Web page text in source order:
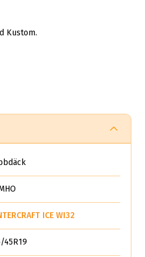
Kustom.
ICE WI32
45R19